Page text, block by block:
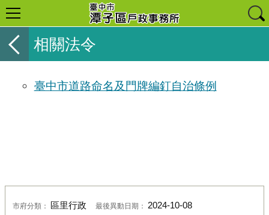
相關法令
臺中市道路命名及門牌編釘自治條例
市府分類： 區里行政 最後異動日期： 2024-10-08